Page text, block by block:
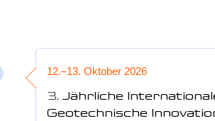
12.–13. Oktober 2026
3. Jährliche
Geotechnische